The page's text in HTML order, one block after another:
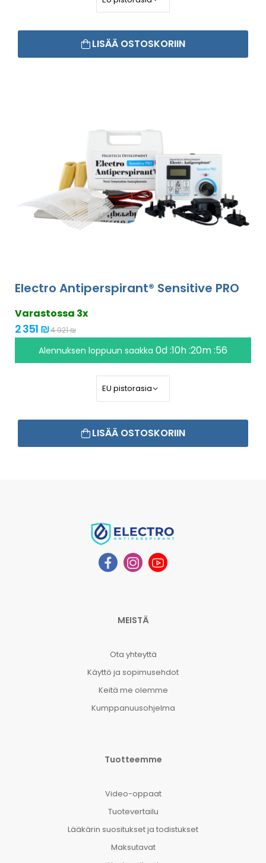
LISÄÄ OSTOSKORIIN
Electro Antiperspirant® Sensitive PRO
Varastossa 3x
2 351 ₪4 921 ₪
Alennuksen loppuun saakka 0d :10h :20m :55
LISÄÄ OSTOSKORIIN
MEISTÄ
Ota yhteyttä
Käyttö ja sopimusehdot
Keitä me olemme
Kumppanuusohjelma
Tuotteemme
Video-oppaat
Tuotevertailu
Lääkärin suositukset ja todistukset
Maksutavat